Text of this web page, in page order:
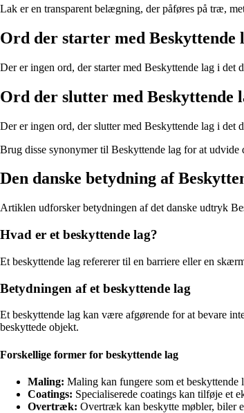
Lak er en transparent belægning, der påføres på træ,
Ord der starter med Beskyttende
Der er ingen ord, der starter med Beskyttende lag i det
Ord der slutter med Beskyttende
Der er ingen ord, der slutter med Beskyttende lag i det
Brug disse synonymer til Beskyttende lag for at
Den danske betydning af
Artiklen udforsker betydningen af det danske udtryk
Hvad er et beskyttende lag?
Et beskyttende lag refererer til en barriere eller en
Betydningen af et beskyttende lag
Et beskyttende lag kan være afgørende for at bevare
beskyttede objekt.
Forskellige former for beskyttende lag
Maling: Maling kan fungere som et
Coatings: Specialiserede coatings kan tilføje et
Overtræk: Overtræk kan beskytte møbler, biler